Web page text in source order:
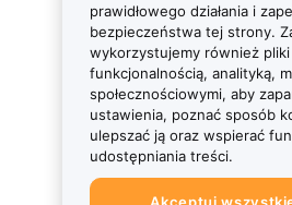
prawidłowego działania i
bezpieczeństwa tej strony.
wykorzystujemy również
funkcjonalnością, analityką,
społecznościowymi, aby
ustawienia, poznać sposób
ulepszać ją oraz wspierać
udostępniania treści.